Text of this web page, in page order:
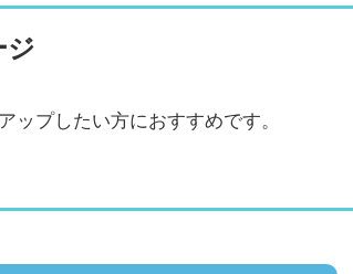
ジ
ップしたい方におすすめです。